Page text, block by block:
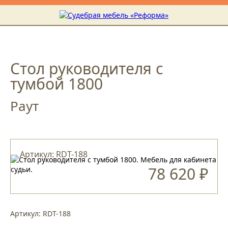
Стол руководителя с
тумбой 1800
Раут
Артикул: RDT-188
78 620 ₽
Артикул: RDT-188